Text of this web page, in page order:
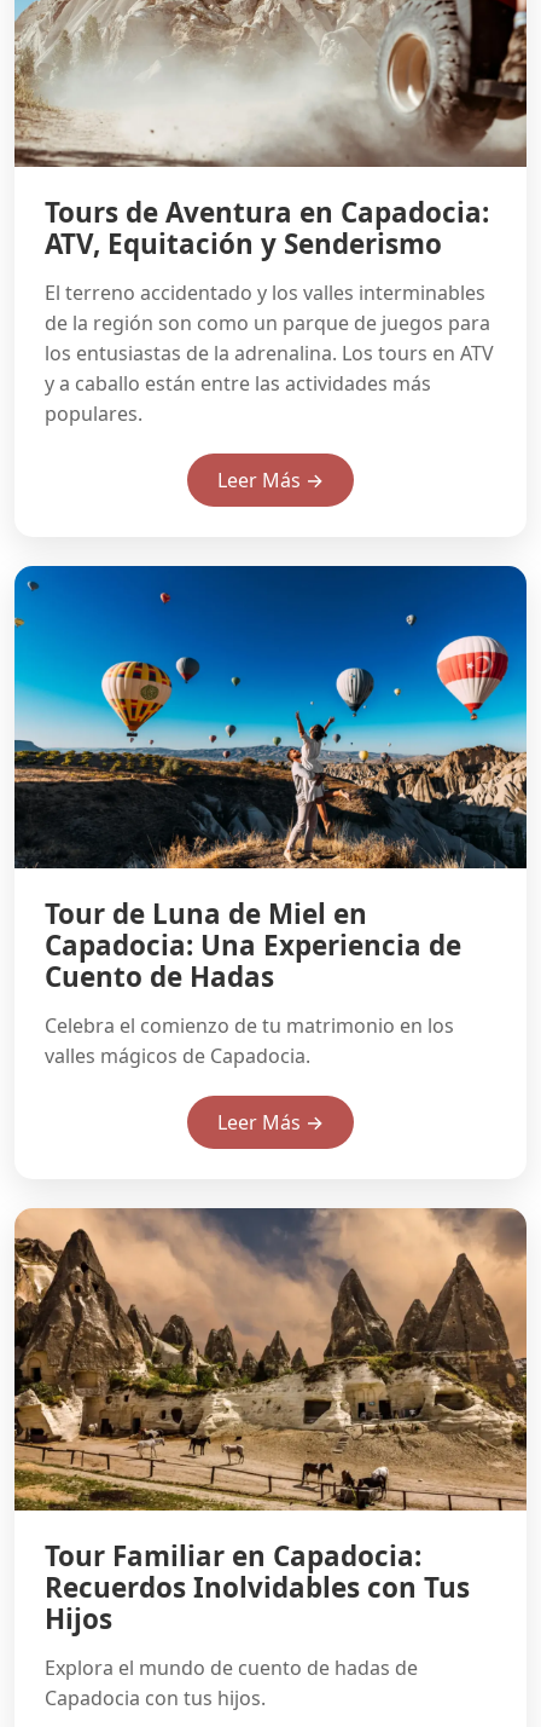
Tours de Aventura en Capadocia:
ATV, Equitación y Senderismo
El terreno accidentado y los valles interminables
de la región son como un parque de juegos para
los entusiastas de la adrenalina. Los tours en ATV
y a caballo están entre las actividades más
populares.
Leer Más →
Tour de Luna de Miel en
Capadocia: Una Experiencia de
Cuento de Hadas
Celebra el comienzo de tu matrimonio en los
valles mágicos de Capadocia.
Leer Más →
Tour Familiar en Capadocia:
Recuerdos Inolvidables con Tus
Hijos
Explora el mundo de cuento de hadas de
Capadocia con tus hijos.